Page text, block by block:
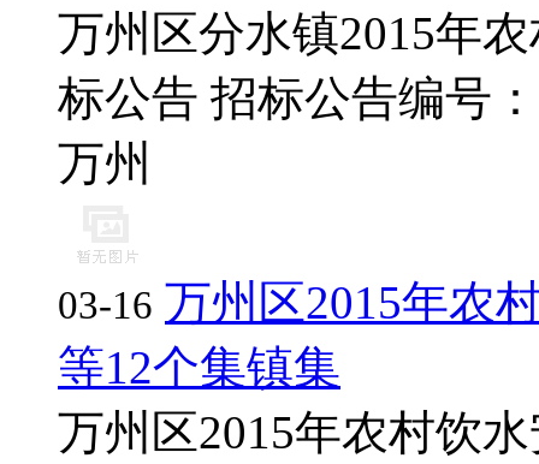
万州区分水镇2015年
标公告 招标公告编号
万州
03-16 万州区2015年农
等12个集镇集
万州区2015年农村饮